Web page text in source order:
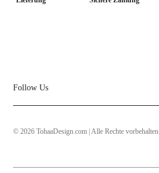
Follow Us
© 2026 TohaaDesign.com | Alle Rechte vorbehalten